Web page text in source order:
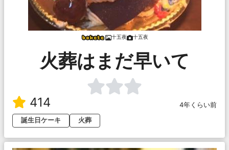
十五夜 十五夜
火葬はまだ早いて
414
4年くらい前
誕生日ケーキ
火葬